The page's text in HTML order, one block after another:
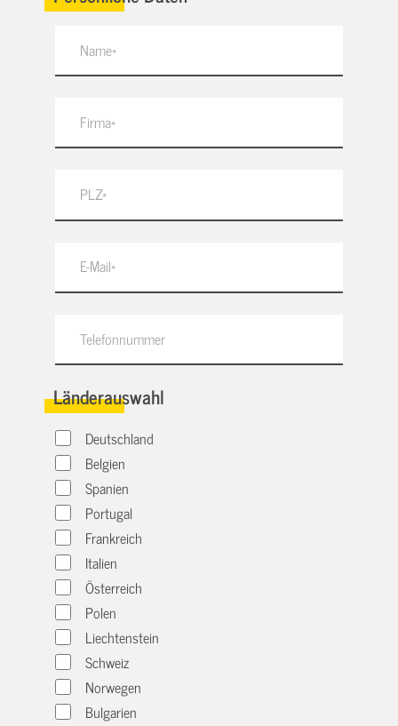
Länderauswahl
Deutschland
Belgien
Spanien
Portugal
Frankreich
Italien
Österreich
Polen
Liechtenstein
Schweiz
Norwegen
Bulgarien